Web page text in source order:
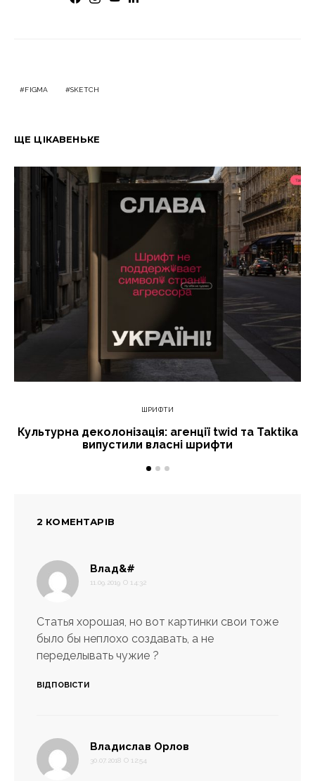
FIGMA SKETCH
ЩЕ ЦІКАВЕНЬКЕ
ШРИФТИ
Культурна деколонізація: агенції twid та Taktika
випустили власні шрифти
2 КОМЕНТАРІВ
Влад&#
11.09.2019 О 14:32
Статья хорошая, но вот картинки свои тоже
было бы неплохо создавать, а не
переделывать чужие ?
ВІДПОВІСТИ
Владислав Орлов
30.07.2018 О 12:54